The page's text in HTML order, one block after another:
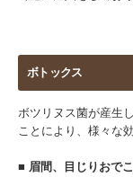
ボトックス
ボツリヌス菌が産生
ことにより、様々な
■ 眉間、目じりおで